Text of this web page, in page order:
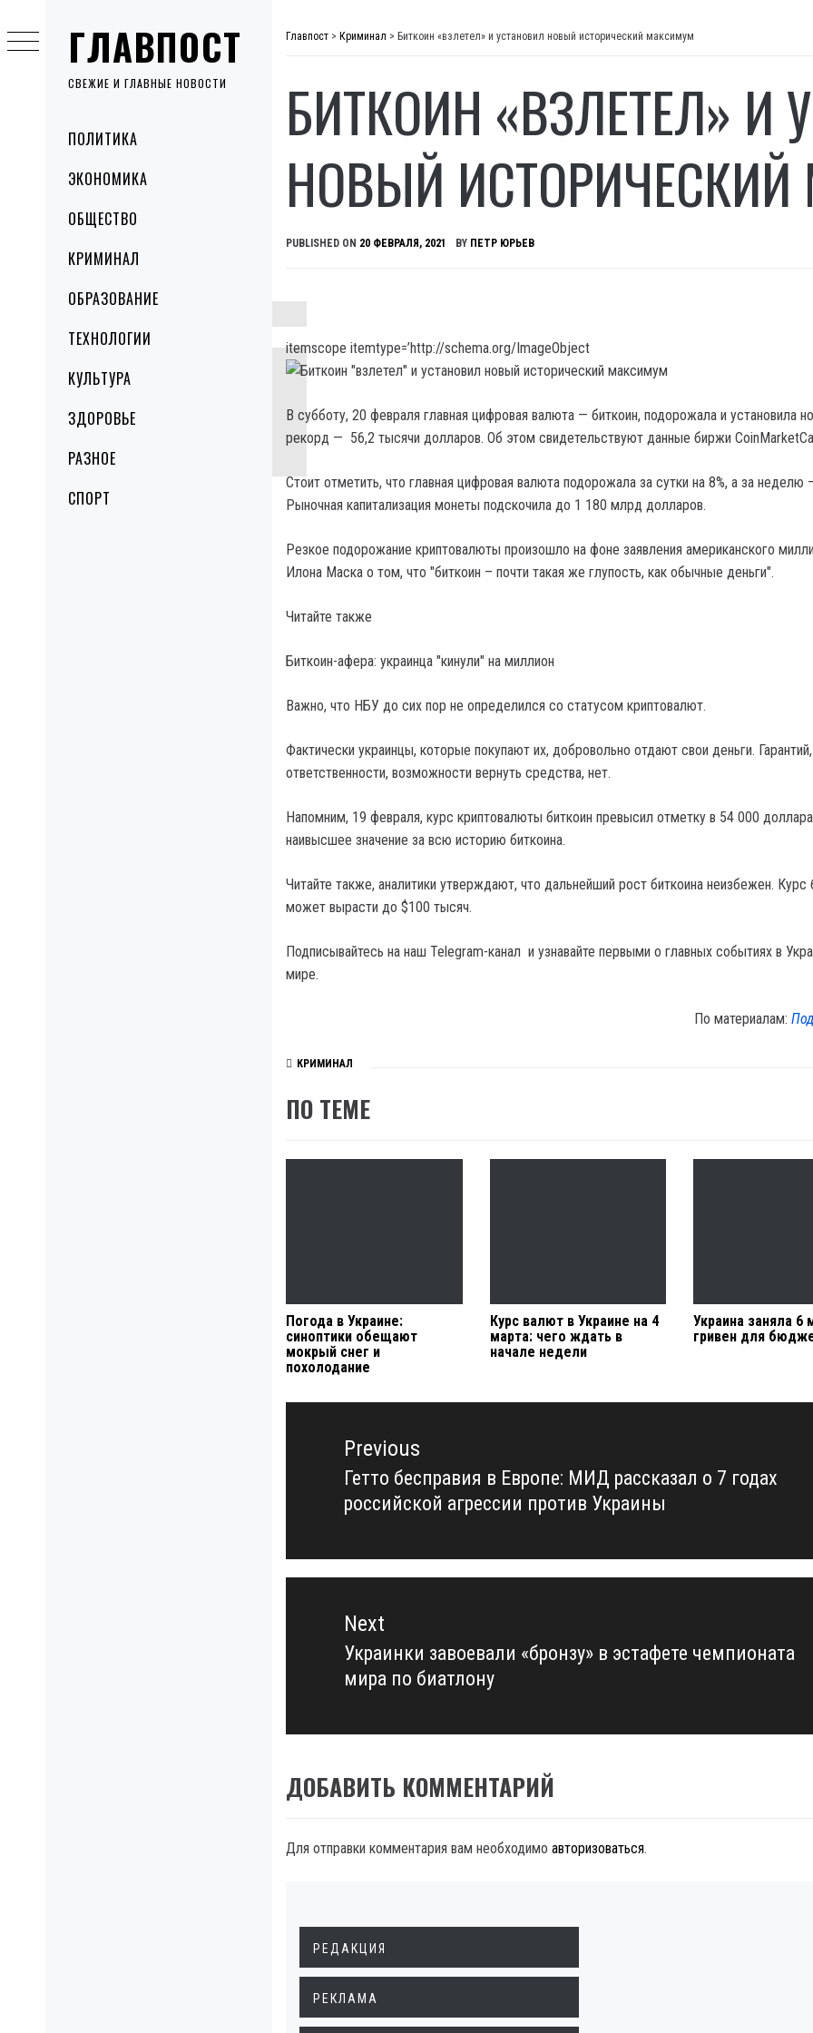
ГЛАВПОСТ
СВЕЖИЕ И ГЛАВНЫЕ НОВОСТИ
MenuПОЛИТИКА
ЭКОНОМИКА
ОБЩЕСТВО
КРИМИНАЛ
ОБРАЗОВАНИЕ
ТЕХНОЛОГИИ
КУЛЬТУРА
ЗДОРОВЬЕ
РАЗНОЕ
СПОРТ
to
content
Главпост > Криминал > Биткоин «взлетел» и установил новый исторический максимум
БИТКОИН «ВЗЛЕТЕЛ» И
НОВЫЙ
PUBLISHED ON 20 ФЕВРАЛЯ, 2021 BY ПЕТР ЮРЬЕВ
itemscope itemtype=’http://schema.org/ImageObject
В субботу, 20 февраля главная цифровая валюта — биткоин, подорожала и установила
рекорд — 56,2 тысячи долларов. Об этом свидетельствуют данные биржи
Стоит отметить, что главная цифровая валюта подорожала за сутки на 8%, а за неделю
Рыночная капитализация монеты подскочила до 1 180 млрд долларов.
Резкое подорожание криптовалюты произошло на фоне заявления американского
Илона Маска о том, что "биткоин – почти такая же глупость, как обычные деньги".
Читайте также
Биткоин-афера: украинца "кинули" на миллион
Важно, что НБУ до сих пор не определился со статусом криптовалют.
Фактически украинцы, которые покупают их, добровольно отдают свои деньги. Гарантий,
ответственности, возможности вернуть средства, нет.
Напомним, 19 февраля, курс криптовалюты биткоин превысил отметку в 54 000
наивысшее значение за всю историю биткоина.
Читайте также, аналитики утверждают, что дальнейший рост биткоина неизбежен. Курс
может вырасти до $100 тысяч.
Подписывайтесь на наш Telegram-канал и узнавайте первыми о главных событиях в
мире.
По материалам:
КРИМИНАЛ
ПО ТЕМЕ
Погода в Украине:
синоптики обещают
мокрый снег и
похолодание
Курс валют в Украине на 4
марта: чего ждать в
начале недели
Украина заняла 6
гривен для
Навигация
записямPrevious
Previous
post:
Гетто бесправия в Европе: МИД рассказал о 7 годах
российской агрессии против Украины
Next
Next
post:
Украинки завоевали «бронзу» в эстафете чемпионата
мира по биатлону
ДОБАВИТЬ КОММЕНТАРИЙ
Для отправки комментария вам необходимо авторизоваться.
РЕДАКЦИЯ
РЕКЛАМА